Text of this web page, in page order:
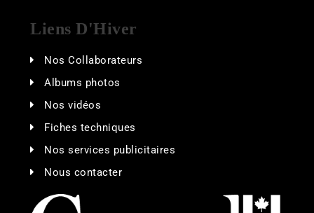
Liens D'Hiver
Nos Collaborateurs
Albums photos
Nos vidéos
Fiches techniques
Nos services publicitaires
Nous contacter